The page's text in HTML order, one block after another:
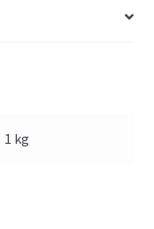
1 kg